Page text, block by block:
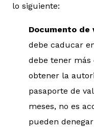
lo siguiente:
Documento de
debe caducar
debe tener más
obtener la
pasaporte de
meses, no es
pueden